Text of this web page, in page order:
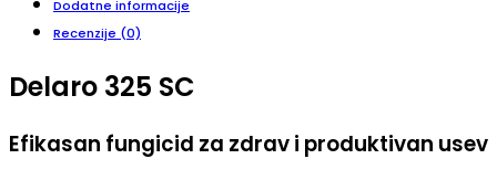
Dodatne informacije
Recenzije (0)
Delaro 325 SC
Efikasan fungicid za zdrav i produktivan usev